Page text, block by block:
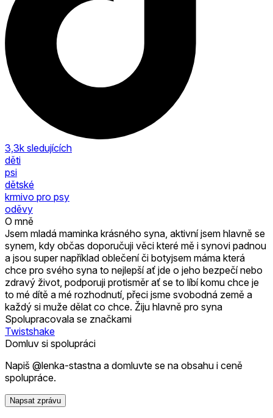
3,3k sledujících
děti
psi
dětské
krmivo pro psy
oděvy
O mně
Jsem mladá maminka krásného syna, aktivní jsem hlavně se
synem, kdy občas doporučuji věci které mě i synovi padnou
a jsou super například oblečení či botyjsem máma která
chce pro svého syna to nejlepší ať jde o jeho bezpečí nebo
zdravý život, podporuji protisměr ať se to líbí komu chce je
to mé dítě a mé rozhodnutí, přeci jsme svobodná země a
každý si muže dělat co chce. Žiju hlavně pro syna
Spolupracovala se značkami
Twistshake
Domluv si spolupráci
Napiš @lenka-stastna a domluvte se na obsahu i ceně
spolupráce.
Napsat zprávu